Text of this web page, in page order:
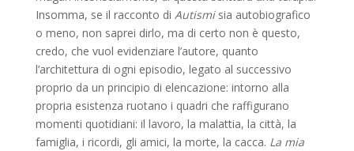
Insomma, se il racconto di Autismisia autobiografico
o meno, non saprei dirlo, ma di certo non è questo,
credo, che vuol evidenziare l’autore, quanto
l’architettura di ogni episodio, legato al successivo
proprio da un principio di elencazione: intorno alla
propria esistenza ruotano i quadri che raffigurano
momenti quotidiani: il lavoro, la malattia, la città, la
famiglia, i ricordi, gli amici, la morte, la cacca. La mia